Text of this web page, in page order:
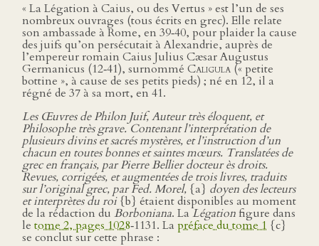
« La Légation à Caius, ou des Vertus » est l’un de ses
nombreux ouvrages (tous écrits en grec). Elle relate
son ambassade à Rome, en 39‑40, pour plaider la cause
des juifs qu’on persécutait à Alexandrie, auprès de
l’empereur romain Caius Julius Cæsar Augustus
Germanicus (12‑41), surnommé Caligula (« petite
bottine », à cause de ses petits pieds) ; né en 12, il a
régné de 37 à sa mort, en 41.
Les Œuvres de Philon Juif, Auteur très éloquent, et
Philosophe très grave. Contenant l’interprétation de
plusieurs divins et sacrés mystères, et l’instruction d’un
chacun en toutes bonnes et saintes mœurs. Translatées de
grec en français, par Pierre Bellier docteur ès droits.
Revues, corrigées, et augmentées de trois livres, traduits
sur l’original grec, par Fed. Morel, {a} doyen des lecteurs
et interprètes du roi{b} étaient disponibles au moment
de la rédaction du Borboniana. LaLégationfigure dans
le tome 2, pages 1028‑1131. La préface du tome 1 {c}
se conclut sur cette phrase :